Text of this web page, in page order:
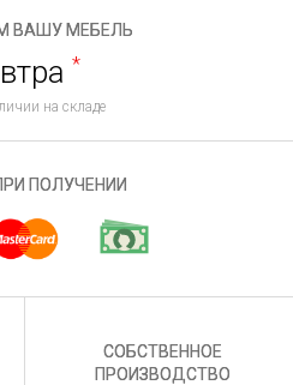
ВАШУ МЕБЕЛЬ
*
на складе
ПОЛУЧЕНИИ
СОБСТВЕННОЕ
ПРОИЗВОДСТВО